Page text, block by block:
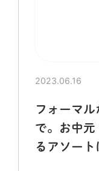
2023.06.16
フォーマ
で。お中元
るアソート